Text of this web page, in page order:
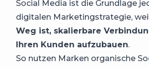
Social Media ist die Grundlage
digitalen Marketingstrategie,
Weg ist, skalierbare
Ihren Kunden aufzubauen.
So nutzen Marken organische